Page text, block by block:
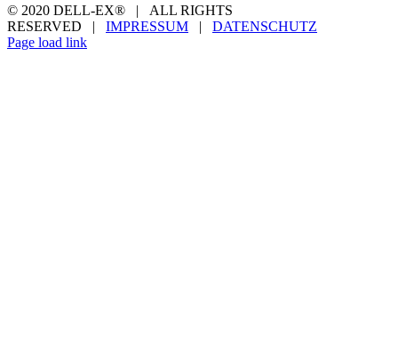
© 2020 DELL-EX® | ALL RIGHTS
RESERVED | IMPRESSUM | DATENSCHUTZ
Facebook
YouTube
Page load link